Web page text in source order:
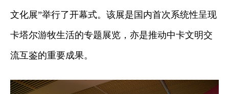
文化展”举行了开幕式。该展是国内首次系统性呈现
卡塔尔游牧生活的专题展览，亦是推动中卡文明交
流互鉴的重要成果。